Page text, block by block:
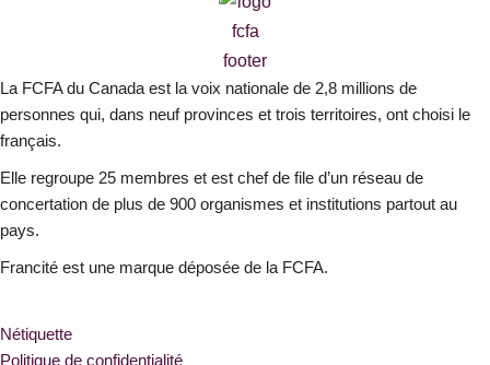
o
k
-
s
q
u
a
r
r
a
m
i
n
La FCFA du Canada est la voix nationale de 2,8 millions de
personnes qui, dans neuf provinces et trois territoires, ont choisi le
français.
Elle regroupe 25 membres et est chef de file d’un réseau de
concertation de plus de 900 organismes et institutions partout au
pays.
Francité est une marque déposée de la FCFA.
Nétiquette
Politique de confidentialité